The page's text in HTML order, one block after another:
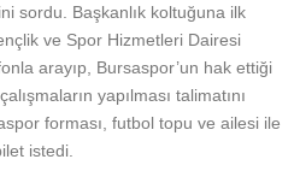
sordu. Başkanlık koltuğuna ilk
ve Spor Hizmetleri Dairesi
arayıp, Bursaspor’un hak ettiği
yapılması talimatını
forması, futbol topu ve ailesi ile
istedi.